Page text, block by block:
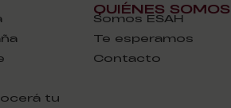
tu
QUIÉNES SOMOS
Somos ESAH
Te esperamos
Contacto